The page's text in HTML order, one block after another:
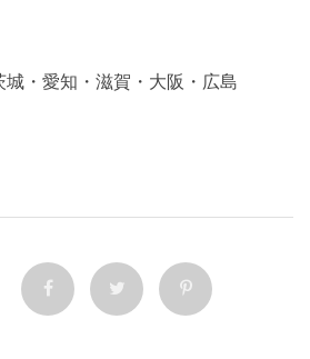
城・愛知・滋賀・大阪・広島